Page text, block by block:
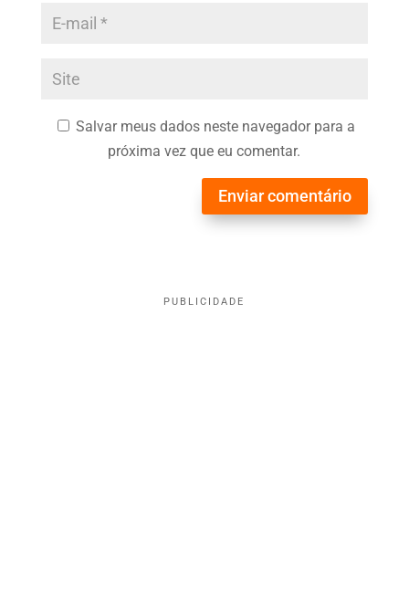
Salvar meus dados neste navegador para a
próxima vez que eu comentar.
Enviar comentário
PUBLICIDADE